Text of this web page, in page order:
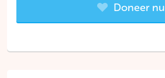
Doneer nu